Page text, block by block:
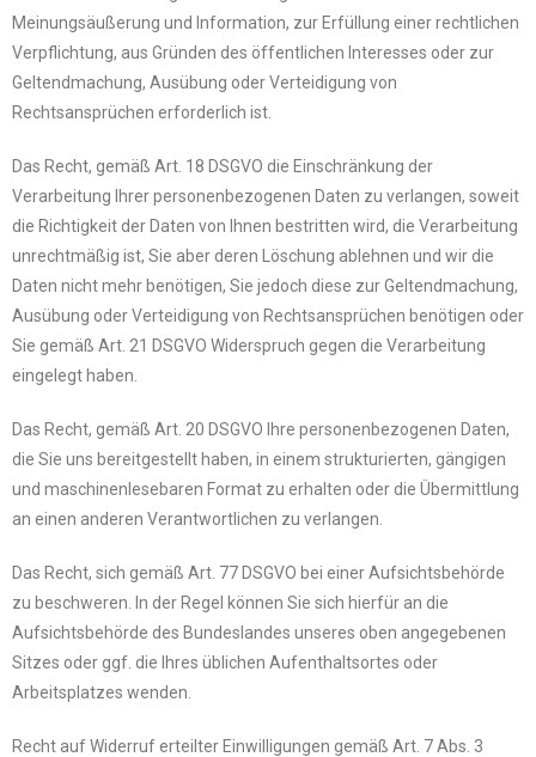
Meinungsäußerung und Information, zur Erfüllung einer rechtlichen
Verpflichtung, aus Gründen des öffentlichen Interesses oder zur
Geltendmachung, Ausübung oder Verteidigung von
Rechtsansprüchen erforderlich ist.
Das Recht, gemäß Art. 18 DSGVO die Einschränkung der
Verarbeitung Ihrer personenbezogenen Daten zu verlangen, soweit
die Richtigkeit der Daten von Ihnen bestritten wird, die Verarbeitung
unrechtmäßig ist, Sie aber deren Löschung ablehnen und wir die
Daten nicht mehr benötigen, Sie jedoch diese zur Geltendmachung,
Ausübung oder Verteidigung von Rechtsansprüchen benötigen oder
Sie gemäß Art. 21 DSGVO Widerspruch gegen die Verarbeitung
eingelegt haben.
Das Recht, gemäß Art. 20 DSGVO Ihre personenbezogenen Daten,
die Sie uns bereitgestellt haben, in einem strukturierten, gängigen
und maschinenlesebaren Format zu erhalten oder die Übermittlung
an einen anderen Verantwortlichen zu verlangen.
Das Recht, sich gemäß Art. 77 DSGVO bei einer Aufsichtsbehörde
zu beschweren. In der Regel können Sie sich hierfür an die
Aufsichtsbehörde des Bundeslandes unseres oben angegebenen
Sitzes oder ggf. die Ihres üblichen Aufenthaltsortes oder
Arbeitsplatzes wenden.
Recht auf Widerruf erteilter Einwilligungen gemäß Art. 7 Abs. 3